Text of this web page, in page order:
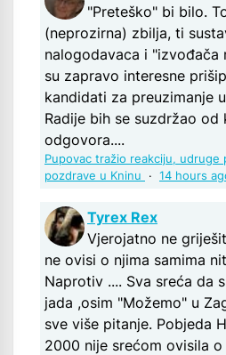
"Preteško" bi bilo.
(neprozirna) zbilja, ti
nalogodavaca i "izvođača
su zapravo interesne
kandidati za preuzimanje
Radije bih se suzdržao od
odgovora....
Pupovac tražio reakciju, udruge
pozdrave u Kninu
· 14 hours
Tyrex Rex
Vjerojatno ne
ne ovisi o njima samima
Naprotiv .... Sva sreća da
jada ,osim "Možemo" u
sve više pitanje. Pobjeda
2000 nije srećom ovisila